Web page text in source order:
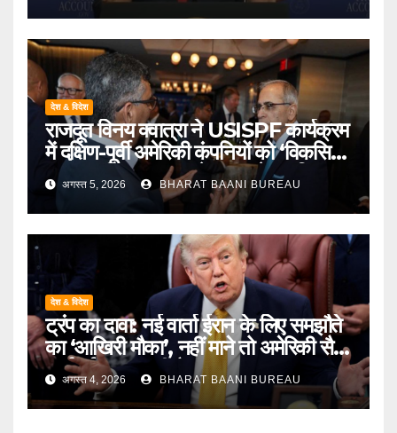
देश & विदेश
राजदूत विनय क्वात्रा ने USISPF कार्यक्रम
में दक्षिण-पूर्वी अमेरिकी कंपनियों को ‘विकसित
भारत’ अभियान का साझेदार बनने का दिया
आमंत्रण
अगस्त 5, 2026 BHARAT BAANI BUREAU
देश & विदेश
ट्रंप का दावा: नई वार्ता ईरान के लिए समझौते
का ‘आखिरी मौका’, नहीं माने तो अमेरिकी सैन्य
कार्रवाई बढ़ सकती है
अगस्त 4, 2026 BHARAT BAANI BUREAU